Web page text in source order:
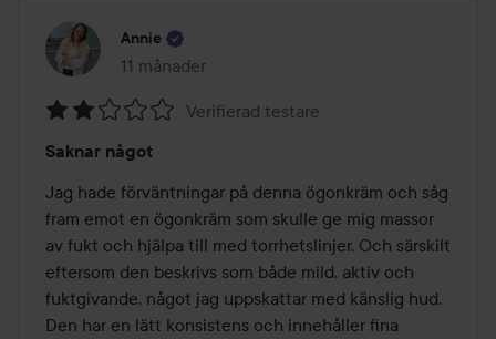
Annie
11 månader
Inlägget skapades 11 månader
2
av
5
Verifierad testare
Saknar något
Jag hade förväntningar på denna ögonkräm och såg
fram emot en ögonkräm som skulle ge mig massor
av fukt och hjälpa till med torrhetslinjer. Och särskilt
eftersom den beskrivs som både mild, aktiv och
fuktgivande, något jag uppskattar med känslig hud.
Den har en lätt konsistens och innehåller fina